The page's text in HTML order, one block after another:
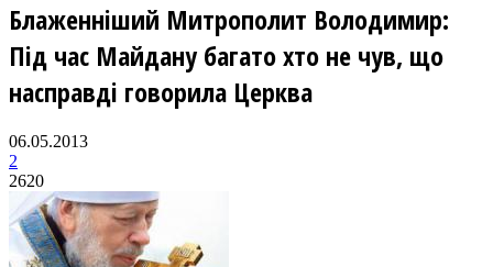
Блаженніший Митрополит Володимир:
Під час Майдану багато хто не чув, що
насправді говорила Церква
06.05.2013
2
2620